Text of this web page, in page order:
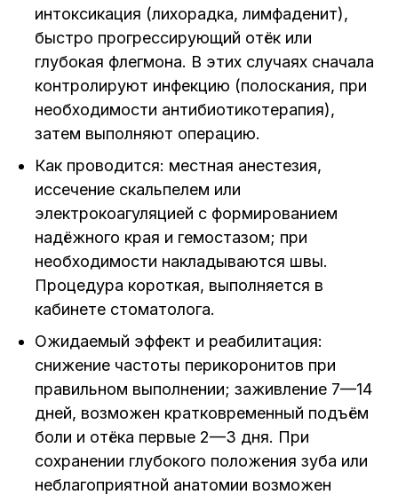
интоксикация (лихорадка, лимфаденит),
быстро прогрессирующий отёк или
глубокая флегмона. В этих случаях сначала
контролируют инфекцию (полоскания, при
необходимости антибиотикотерапия),
затем выполняют операцию.
Как проводится: местная анестезия,
иссечение скальпелем или
электрокоагуляцией с формированием
надёжного края и гемостазом; при
необходимости накладываются швы.
Процедура короткая, выполняется в
кабинете стоматолога.
Ожидаемый эффект и реабилитация:
снижение частоты перикоронитов при
правильном выполнении; заживление 7—14
дней, возможен кратковременный подъём
боли и отёка первые 2—3 дня. При
сохранении глубокого положения зуба или
неблагоприятной анатомии возможен